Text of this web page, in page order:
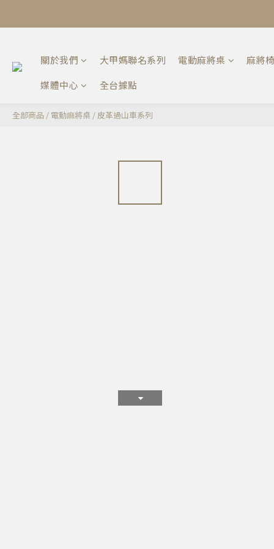
關於我們 大甲媽聯名系列 電動麻將桌
麻將
媒體中心
全台據點
全部商品 / 電動麻將桌 /皮革過山車系列